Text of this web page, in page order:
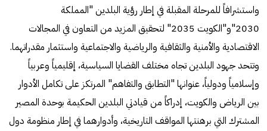
واستشرافاً للمرحلة المقبلة في إطار رؤية البلدين "المملكة
2030"و"الكويت 2035" لتحقيق المزيد من التعاون في المجالات
الاقتصادية والأمنية والثقافية والرياضية والاجتماعية واستثمار مقدراتهما.
وتتحد جهود البلدين تجاه مختلف القضايا السياسية، إقليمياً وعربياً
وإسلامياً ودولياً، عنوانها "التطابق والتفاهم" المرتكز على تكامل الأدوار
بين الرياض والكويت، إدراكاً من قيادتي البلدين الحكيمة بوحدة المصير
المشترك التي برهنتها المواقف التاريخية، وأدوارهما في إطار منظومة دول